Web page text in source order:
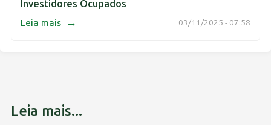
Investidores Ocupados
03/11/2025 - 07:58
Leia mais →
Leia mais...